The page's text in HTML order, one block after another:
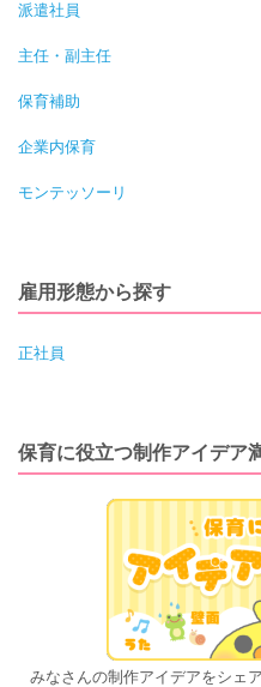
派遣社員
主任・副主任
保育補助
企業内保育
モンテッソーリ
雇用形態から探す
正社員
保育に役立つ制作アイデア
みなさんの制作アイデアをシェ